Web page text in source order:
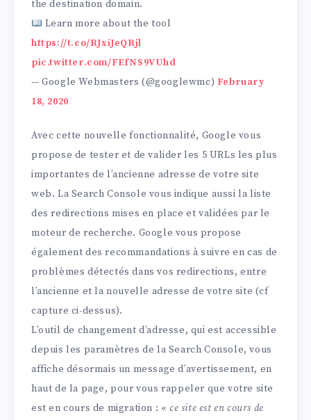
the destination domain.
Learn more about the tool
https://t.co/RJxiJeQRjl
pic.twitter.com/FEfNS9VUhd
— Google Webmasters (@googlewmc) February
18, 2020
Avec cette nouvelle fonctionnalité, Google vous
propose de tester et de valider les 5 URLs les plus
importantes de l’ancienne adresse de votre site
web. La Search Console vous indique aussi la liste
des redirections mises en place et validées par le
moteur de recherche. Google vous propose
également des recommandations à suivre en cas de
problèmes détectés dans vos redirections, entre
l’ancienne et la nouvelle adresse de votre site (cf
capture ci-dessus).
L’outil de changement d’adresse, qui est accessible
depuis les paramètres de la Search Console, vous
affiche désormais un message d’avertissement, en
haut de la page, pour vous rappeler que votre site
est en cours de migration : «ce site est en cours de